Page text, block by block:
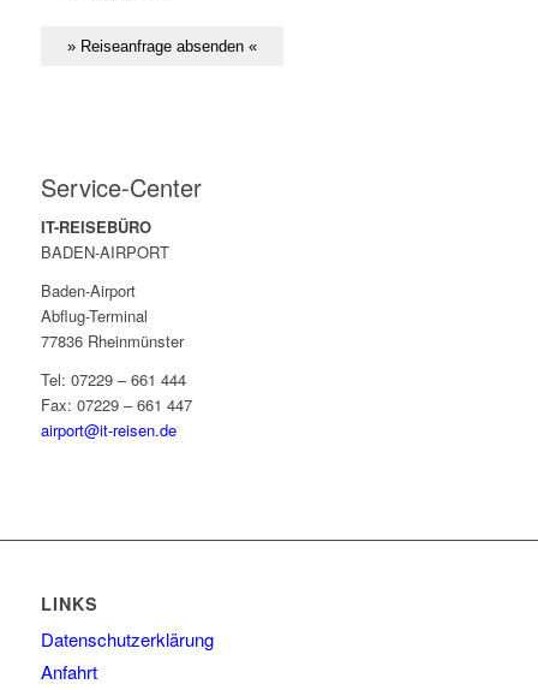
Service-Center
IT-REISEBÜRO
BADEN-AIRPORT
Baden-Airport
Abflug-Terminal
77836 Rheinmünster
Tel: 07229 – 661 444
Fax: 07229 – 661 447
airport@it-reisen.de
LINKS
Datenschutzerklärung
Anfahrt